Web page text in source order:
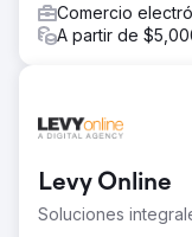
Comercio
A partir de
Levy Online
Soluciones